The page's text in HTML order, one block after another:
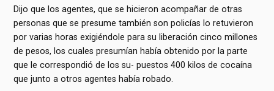
Dijo que los agentes, que se hicieron acompañar de otras
personas que se presume también son policías lo retuvieron
por varias horas exigiéndole para su liberación cinco millones
de pesos, los cuales presumían había obtenido por la parte
que le correspondió de los su- puestos 400 kilos de cocaína
que junto a otros agentes había robado.